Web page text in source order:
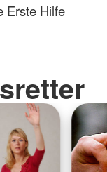
Erste Hilfe